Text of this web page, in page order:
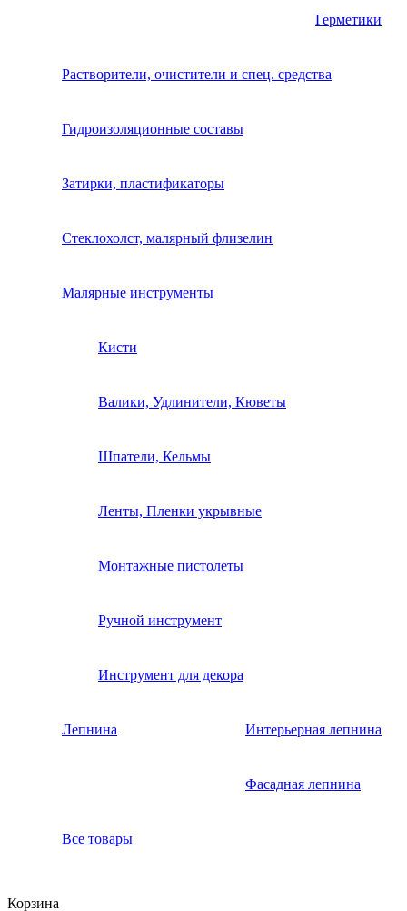
Герметики
Растворители, очистители и спец. средства
Гидроизоляционные составы
Затирки, пластификаторы
Стеклохолст, малярный флизелин
Малярные инструменты
Кисти
Валики, Удлинители, Кюветы
Шпатели, Кельмы
Ленты, Пленки укрывные
Монтажные пистолеты
Ручной инструмент
Инструмент для декора
Лепнина Интерьерная лепнина
Фасадная лепнина
Все товары
Корзина